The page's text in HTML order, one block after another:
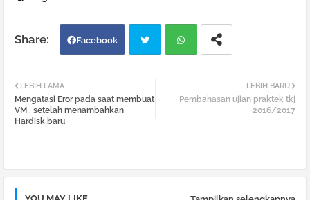
Facebook
tter atsa
LEBIH BARU
Pembahasan ujian praktek tkj
2016/2017
LEBIH LAMA
Mengatasi Eror pada saat membuat
VM , setelah menambahkan
Hardisk baru